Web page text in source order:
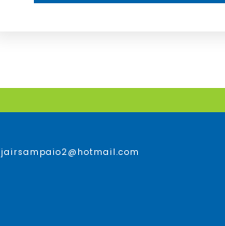
jairsampaio2@hotmail.com